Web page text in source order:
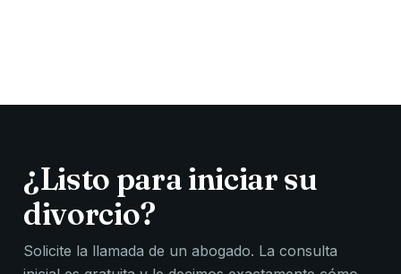
¿Listo para iniciar su
divorcio?
Solicite la llamada de un abogado. La consulta